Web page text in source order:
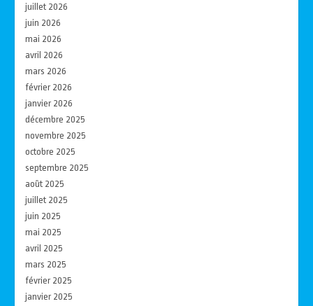
juillet 2026
juin 2026
mai 2026
avril 2026
mars 2026
février 2026
janvier 2026
décembre 2025
novembre 2025
octobre 2025
septembre 2025
août 2025
juillet 2025
juin 2025
mai 2025
avril 2025
mars 2025
février 2025
janvier 2025